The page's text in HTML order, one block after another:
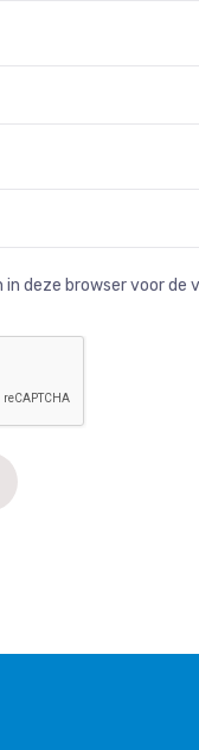
deze browser voor